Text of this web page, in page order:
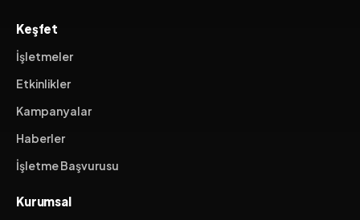
Keşfet
İşletmeler
Etkinlikler
Kampanyalar
Haberler
İşletme Başvurusu
Kurumsal